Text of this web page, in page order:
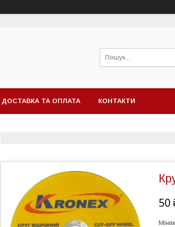
ДОСТАВКА ТА ОПЛАТА КОНТАКТИ
50